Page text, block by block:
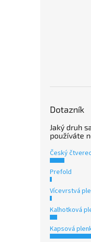
Dotazník
Jaký druh
používáte
Český čtverec
Prefold
Vícevrstvá
Kalhotková
Kapsová